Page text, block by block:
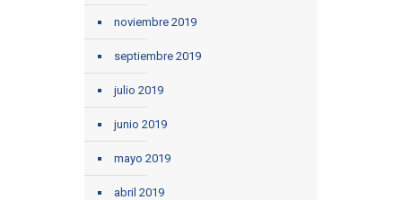
noviembre 2019
septiembre 2019
julio 2019
junio 2019
mayo 2019
abril 2019